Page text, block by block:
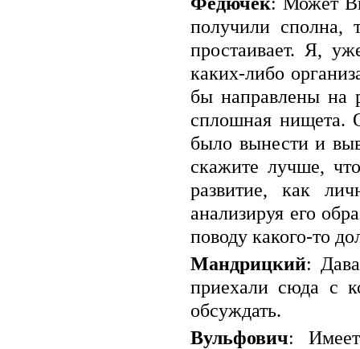
получили сполна,
простаивает. Я,
каких-либо
бы направлены на
сплошная нищета.
было вынести и
скажите лучше,
развитие, как
анализируя его
поводу какого-то
Мандрицкий:
приехали сюда с
обсуждать.
Вульфович: